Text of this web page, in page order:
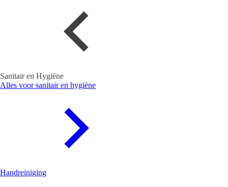
Sanitair en Hygiëne
Alles voor sanitair en hygiëne
Handreiniging